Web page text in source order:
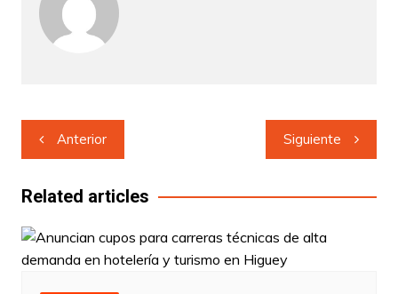
Navegación
de
entradas
Anterior Siguiente
Related articles